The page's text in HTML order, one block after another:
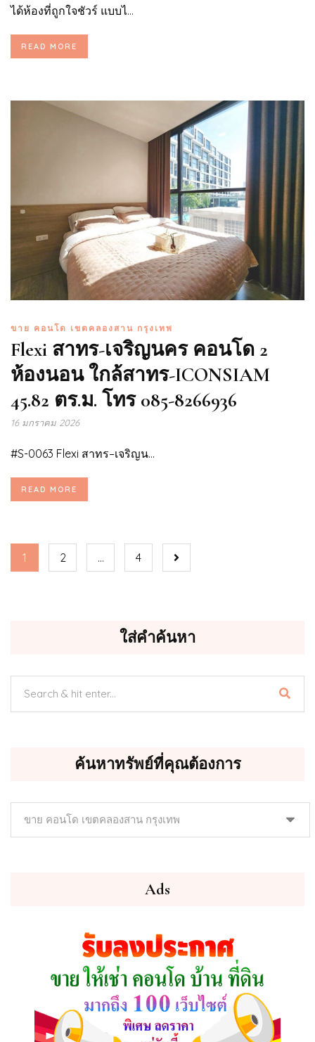
ได้ห้องที่ถูกใจชัวร์ แบบไ...
READ MORE
ขาย คอนโด เขตคลองสาน กรุงเทพ
Flexi สาทร-เจริญนคร คอนโด 2
ห้องนอน ใกล้สาทร-ICONSIAM
45.82 ตร.ม. โทร 085-8266936
16 มกราคม 2026
#S-0063 Flexi สาทร–เจริญน...
READ MORE
1 2 … 4
ใส่คำค้นหา
ค้นหาทรัพย์ที่คุณต้องการ
Ads